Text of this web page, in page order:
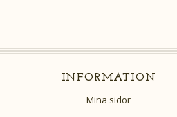
INFORMATION
Mina sidor